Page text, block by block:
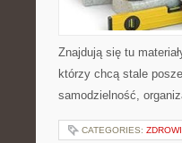
Znajdują się tu
którzy chcą stale
samodzielność,
CATEGORIES: